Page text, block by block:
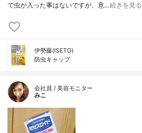
で虫が入った事はないですが、意…続きを見る
伊勢藤(ISETO)
防虫キャップ
会社員 / 美容モニター
みこ